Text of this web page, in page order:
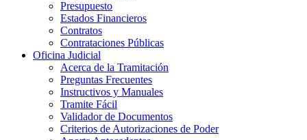
Presupuesto
Estados Financieros
Contratos
Contrataciones Públicas
Oficina Judicial
Acerca de la Tramitación
Preguntas Frecuentes
Instructivos y Manuales
Tramite Fácil
Validador de Documentos
Criterios de Autorizaciones de Poder